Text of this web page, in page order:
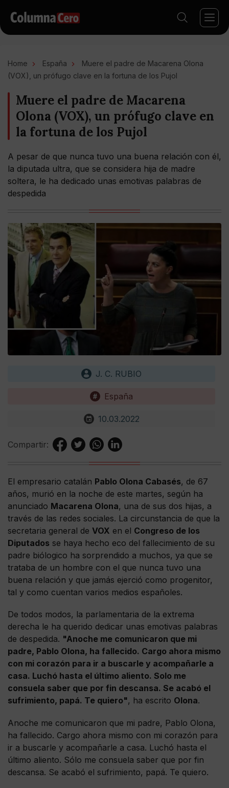
Home España
Muere el padre de Macarena Olona
(VOX), un prófugo clave en la fortuna de los Pujol
Muere el padre de Macarena
Olona (VOX), un prófugo clave en
la fortuna de los Pujol
A pesar de que nunca tuvo una buena relación con él,
la diputada ultra, que se considera hija de madre
soltera, le ha dedicado unas emotivas palabras de
despedida
J. C. RUBIO
España
10.03.2022
Compartir:
El empresario catalán Pablo Olona Cabasés, de 67
años, murió en la noche de este martes, según ha
anunciado Macarena Olona, una de sus dos hijas, a
través de las redes sociales. La circunstancia de que la
secretaria general de VOX en el Congreso de los
Diputados se haya hecho eco del fallecimiento de su
padre biólogico ha sorprendido a muchos, ya que se
trataba de un hombre con el que nunca tuvo una
buena relación y que jamás ejerció como progenitor,
tal y como cuentan varios medios españoles.
De todos modos, la parlamentaria de la extrema
derecha le ha querido dedicar unas emotivas palabras
de despedida. "Anoche me comunicaron que mi
padre, Pablo Olona, ha fallecido. Cargo ahora mismo
con mi corazón para ir a buscarle y acompañarle a
casa. Luchó hasta el último aliento. Solo me
consuela saber que por fin descansa. Se acabó el
sufrimiento, papá. Te quiero", ha escrito Olona.
Anoche me comunicaron que mi padre, Pablo Olona,
ha fallecido. Cargo ahora mismo con mi corazón para
ir a buscarle y acompañarle a casa. Luchó hasta el
último aliento. Sólo me consuela saber que por fin
descansa. Se acabó el sufrimiento, papá. Te quiero.